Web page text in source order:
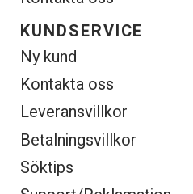
KUNDSERVICE
Ny kund
Kontakta oss
Leveransvillkor
Betalningsvillkor
Söktips